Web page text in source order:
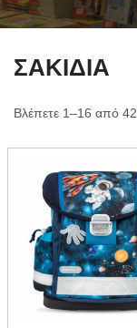
ΣΑΚΙΔΙΑ
Βλέπετε 1–16 από